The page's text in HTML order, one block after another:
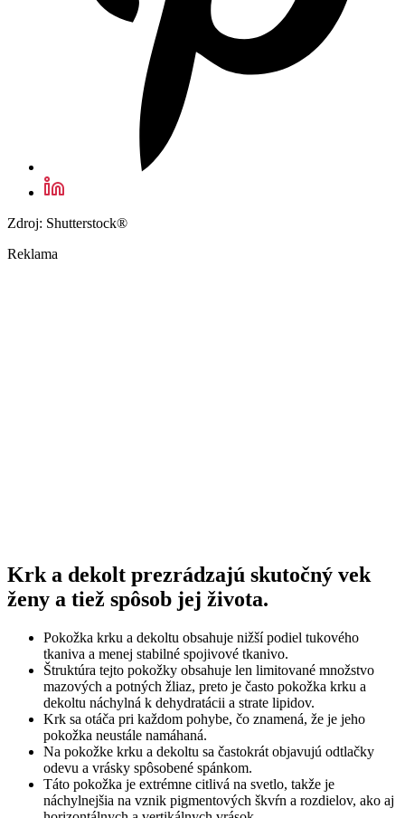
Zdroj: Shutterstock®
Reklama
Krk a dekolt prezrádzajú skutočný vek
ženy a tiež spôsob jej života.
Pokožka krku a dekoltu obsahuje nižší podiel tukového
tkaniva a menej stabilné spojivové tkanivo.
Štruktúra tejto pokožky obsahuje len limitované množstvo
mazových a potných žliaz, preto je často pokožka krku a
dekoltu náchylná k dehydratácii a strate lipidov.
Krk sa otáča pri každom pohybe, čo znamená, že je jeho
pokožka neustále namáhaná.
Na pokožke krku a dekoltu sa častokrát objavujú odtlačky
odevu a vrásky spôsobené spánkom.
Táto pokožka je extrémne citlivá na svetlo, takže je
náchylnejšia na vznik pigmentových škvŕn a rozdielov, ako aj